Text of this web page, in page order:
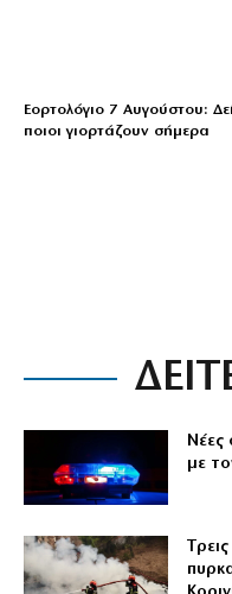
Εορτολόγιο 7 Αυγούστου:
ποιοι γιορτάζουν σήμερα
Νέες
με